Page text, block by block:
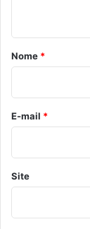
r
o
*
Nome *
E-mail *
Site